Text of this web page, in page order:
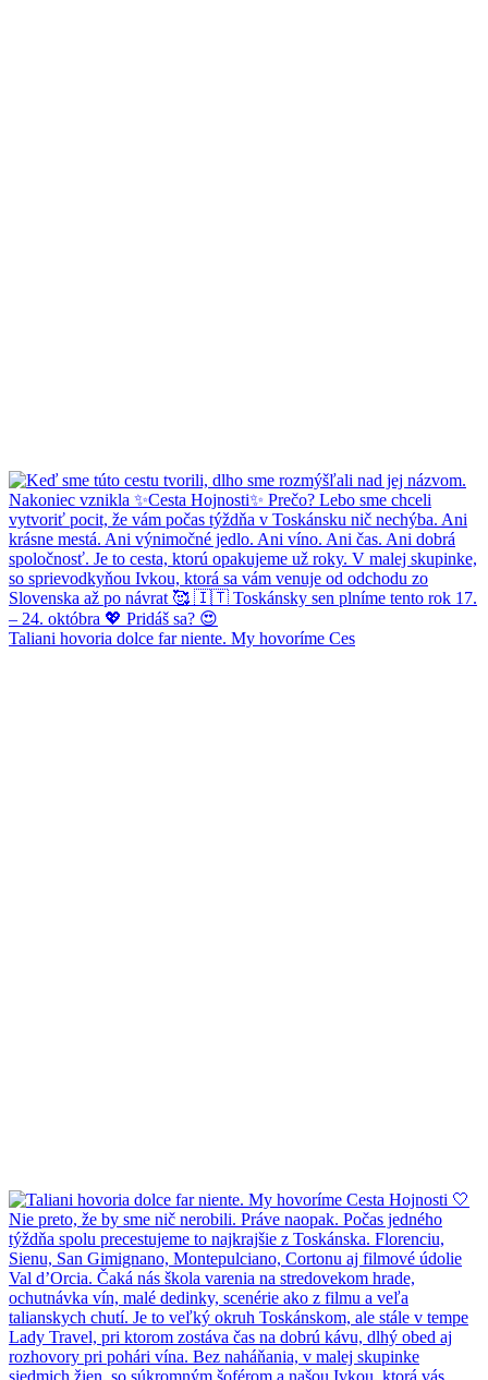
Taliani hovoria dolce far niente. My hovoríme Ces